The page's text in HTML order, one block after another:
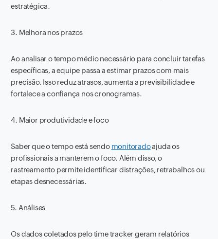
estratégica.
3. Melhora nos prazos
Ao analisar o tempo médio necessário para concluir tarefas
específicas, a equipe passa a estimar prazos com mais
precisão. Isso reduz atrasos, aumenta a previsibilidade e
fortalece a confiança nos cronogramas.
4. Maior produtividade e foco
Saber que o tempo está sendo monitoradoajuda os
profissionais a manterem o foco. Além disso, o
rastreamento permite identificar distrações, retrabalhos ou
etapas desnecessárias.
5. Análises
Os dados coletados pelo time tracker geram relatórios